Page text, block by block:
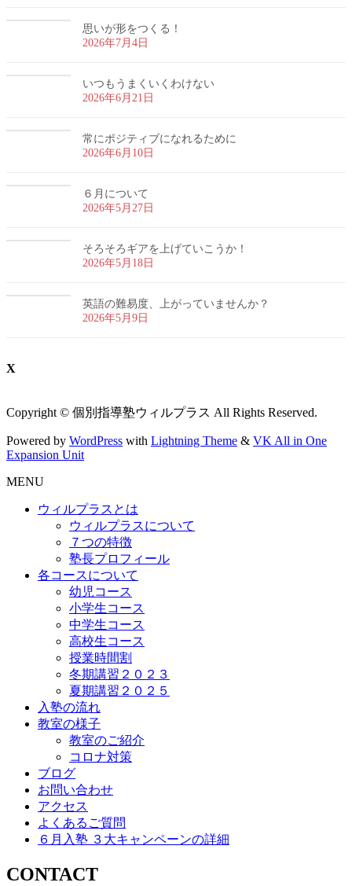
思いが形をつくる！
2026年7月4日
いつもうまくいくわけない
2026年6月21日
常にポジティブになれるために
2026年6月10日
６月について
2026年5月27日
そろそろギアを上げていこうか！
2026年5月18日
英語の難易度、上がっていませんか？
2026年5月9日
X
Copyright © 個別指導塾ウィルプラス All Rights Reserved.
Powered by WordPress with Lightning Theme & VK All in One
Expansion Unit
MENU
ウィルプラスとは
ウィルプラスについて
７つの特徴
塾長プロフィール
各コースについて
幼児コース
小学生コース
中学生コース
高校生コース
授業時間割
冬期講習２０２３
夏期講習２０２５
入塾の流れ
教室の様子
教室のご紹介
コロナ対策
ブログ
お問い合わせ
アクセス
よくあるご質問
６月入塾 ３大キャンペーンの詳細
CONTACT